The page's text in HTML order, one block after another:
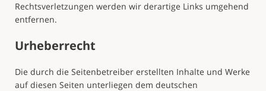
Rechtsverletzungen werden wir derartige Links umgehend
entfernen.
Urheberrecht
Die durch die Seitenbetreiber erstellten Inhalte und Werke
auf diesen Seiten unterliegen dem deutschen